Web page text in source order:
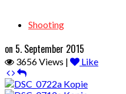
Shooting
on 5. September 2015
3656 Views | Like